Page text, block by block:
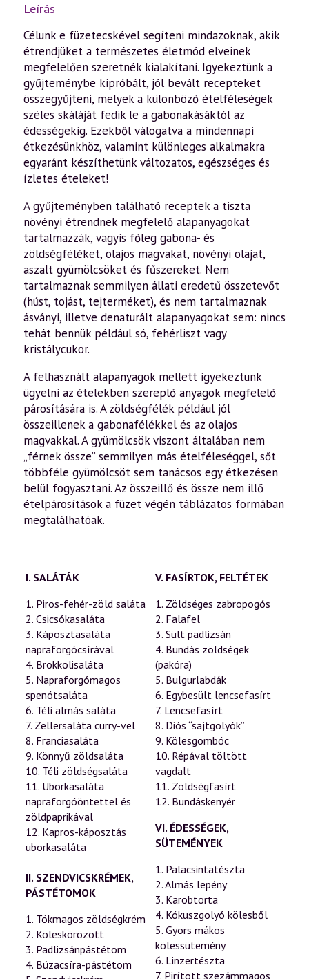
Leírás
Célunk e füzetecskével segíteni mindazoknak, akik
étrendjüket a természetes életmód elveinek
megfelelően szeretnék kialakítani. Igyekeztünk a
gyűjteménybe kipróbált, jól bevált recepteket
összegyűjteni, melyek a különböző ételféleségek
széles skáláját fedik le a gabonakásáktól az
édességekig. Ezekből válogatva a mindennapi
étkezésünkhöz, valamint különleges alkalmakra
egyaránt készíthetünk változatos, egészséges és
ízletes ételeket!
A gyűjteményben található receptek a tiszta
növényi étrendnek megfelelő alapanyagokat
tartalmazzák, vagyis főleg gabona- és
zöldségféléket, olajos magvakat, növényi olajat,
aszalt gyümölcsöket és fűszereket. Nem
tartalmaznak semmilyen állati eredetű összetevőt
(húst, tojást, tejterméket), és nem tartalmaznak
ásványi, illetve denaturált alapanyagokat sem: nincs
tehát bennük például só, fehérliszt vagy
kristálycukor.
A felhasznált alapanyagok mellett igyekeztünk
ügyelni az ételekben szereplő anyagok megfelelő
párosítására is. A zöldségfélék például jól
összeillenek a gabonafélékkel és az olajos
magvakkal. A gyümölcsök viszont általában nem
„férnek össze” semmilyen más ételféleséggel, sőt
többféle gyümölcsöt sem tanácsos egy étkezésen
belül fogyasztani. Az összeillő és össze nem illő
ételpárosítások a füzet végén táblázatos formában
megtalálhatóak.
I. SALÁTÁK
1. Piros-fehér-zöld saláta
2. Csicsókasaláta
3. Káposztasaláta
napraforgócsírával
4. Brokkolisaláta
5. Napraforgómagos
spenótsaláta
6. Téli almás saláta
7. Zellersaláta curry-vel
8. Franciasaláta
9. Könnyű zöldsaláta
10. Téli zöldségsaláta
11. Uborkasaláta
napraforgóöntettel és
zöldpaprikával
12. Kapros-káposztás
uborkasaláta
II. SZENDVICSKRÉMEK,
PÁSTÉTOMOK
1. Tökmagos zöldségkrém
2. Köleskörözött
3. Padlizsánpástétom
4. Búzacsíra-pástétom
V. FASÍRTOK, FELTÉTEK
1. Zöldséges zabropogós
2. Falafel
3. Sült padlizsán
4. Bundás zöldségek
(pakóra)
5. Bulgurlabdák
6. Egybesült lencsefasírt
7. Lencsefasírt
8. Diós “sajtgolyók”
9. Kölesgombóc
10. Répával töltött
vagdalt
11. Zöldségfasírt
12. Bundáskenyér
VI. ÉDESSÉGEK,
SÜTEMÉNYEK
1. Palacsintatészta
2. Almás lepény
3. Karobtorta
4. Kókuszgolyó kölesből
5. Gyors mákos
kölessütemény
6. Linzertészta
7. Pirított szezámmagos